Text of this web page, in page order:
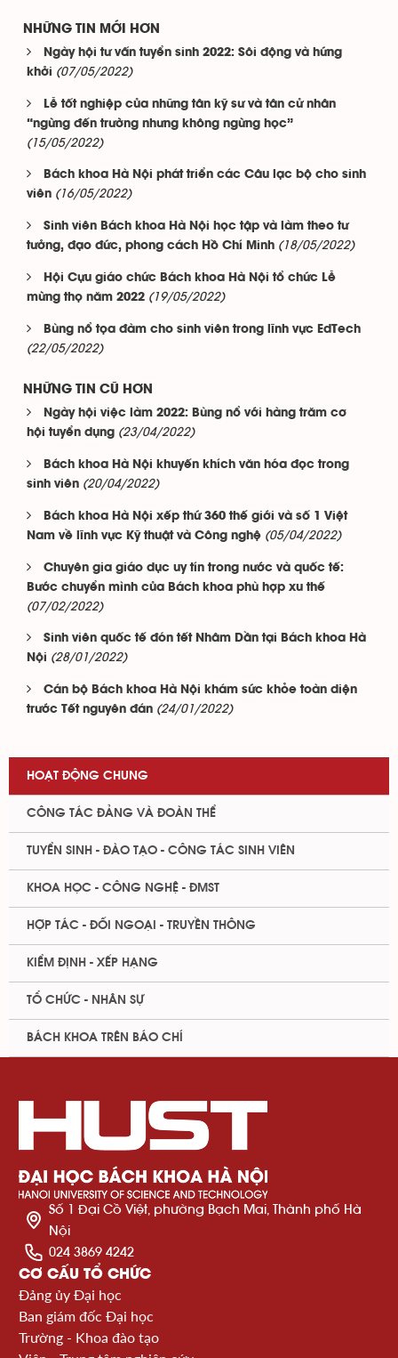
NHỮNG TIN MỚI HƠN
Ngày hội tư vấn tuyển sinh 2022: Sôi động và hứng
khởi (07/05/2022)
Lễ tốt nghiệp của những tân kỹ sư và tân cử nhân
“ngừng đến trường nhưng không ngừng học”
(15/05/2022)
Bách khoa Hà Nội phát triển các Câu lạc bộ cho sinh
viên (16/05/2022)
Sinh viên Bách khoa Hà Nội học tập và làm theo tư
tưởng, đạo đức, phong cách Hồ Chí Minh (18/05/2022)
Hội Cựu giáo chức Bách khoa Hà Nội tổ chức Lễ
mừng thọ năm 2022 (19/05/2022)
Bùng nổ tọa đàm cho sinh viên trong lĩnh vực EdTech
(22/05/2022)
NHỮNG TIN CŨ HƠN
Ngày hội việc làm 2022: Bùng nổ với hàng trăm cơ
hội tuyển dụng (23/04/2022)
Bách khoa Hà Nội khuyến khích văn hóa đọc trong
sinh viên (20/04/2022)
Bách khoa Hà Nội xếp thứ 360 thế giới và số 1 Việt
Nam về lĩnh vực Kỹ thuật và Công nghệ (05/04/2022)
Chuyên gia giáo dục uy tín trong nước và quốc tế:
Bước chuyển mình của Bách khoa phù hợp xu thế
(07/02/2022)
Sinh viên quốc tế đón tết Nhâm Dần tại Bách khoa Hà
Nội (28/01/2022)
Cán bộ Bách khoa Hà Nội khám sức khỏe toàn diện
trước Tết nguyên đán (24/01/2022)
HOẠT ĐỘNG CHUNG
CÔNG TÁC ĐẢNG VÀ ĐOÀN THỂ
TUYỂN SINH - ĐÀO TẠO - CÔNG TÁC SINH VIÊN
KHOA HỌC - CÔNG NGHỆ - ĐMST
HỢP TÁC - ĐỐI NGOẠI - TRUYỀN THÔNG
KIỂM ĐỊNH - XẾP HẠNG
TỔ CHỨC - NHÂN SỰ
BÁCH KHOA TRÊN BÁO CHÍ
Số 1 Đại Cồ Việt, phường Bạch Mai, Thành phố Hà
Nội
024 3869 4242
CƠ CẤU TỔ CHỨC
Đảng ủy Đại học
Ban giám đốc Đại học
Trường - Khoa đào tạo